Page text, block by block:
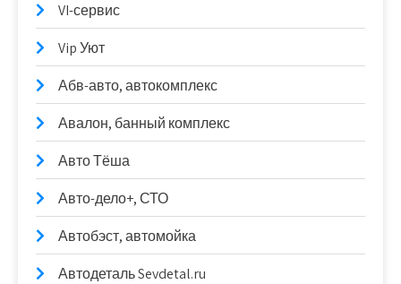
VI-сервис
Vip Уют
Абв-авто, автокомплекс
Авалон, банный комплекс
Авто Тёша
Авто-дело+, СТО
Автобэст, автомойка
Автодеталь Sevdetal.ru